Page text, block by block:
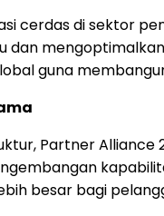
cerdas di sektor
guna
Partner
besar bagi